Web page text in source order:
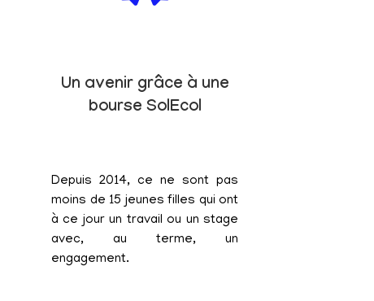
Un avenir grâce à une
bourse SolEcol
Depuis 2014, ce ne sont pas
moins de 15 jeunes filles qui ont
à ce jour un travail ou un stage
avec, au terme, un
engagement.